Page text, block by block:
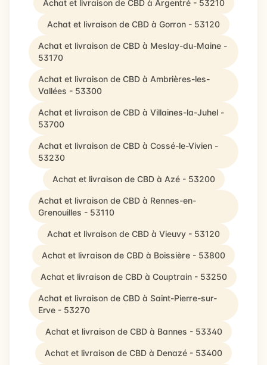
Achat et livraison de CBD à Argentré - 53210
Achat et livraison de CBD à Gorron - 53120
Achat et livraison de CBD à Meslay-du-Maine -
53170
Achat et livraison de CBD à Ambrières-les-
Vallées - 53300
Achat et livraison de CBD à Villaines-la-Juhel -
53700
Achat et livraison de CBD à Cossé-le-Vivien -
53230
Achat et livraison de CBD à Azé - 53200
Achat et livraison de CBD à Rennes-en-
Grenouilles - 53110
Achat et livraison de CBD à Vieuvy - 53120
Achat et livraison de CBD à Boissière - 53800
Achat et livraison de CBD à Couptrain - 53250
Achat et livraison de CBD à Saint-Pierre-sur-
Erve - 53270
Achat et livraison de CBD à Bannes - 53340
Achat et livraison de CBD à Denazé - 53400